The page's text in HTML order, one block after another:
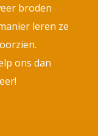
broden
leren ze
ons dan